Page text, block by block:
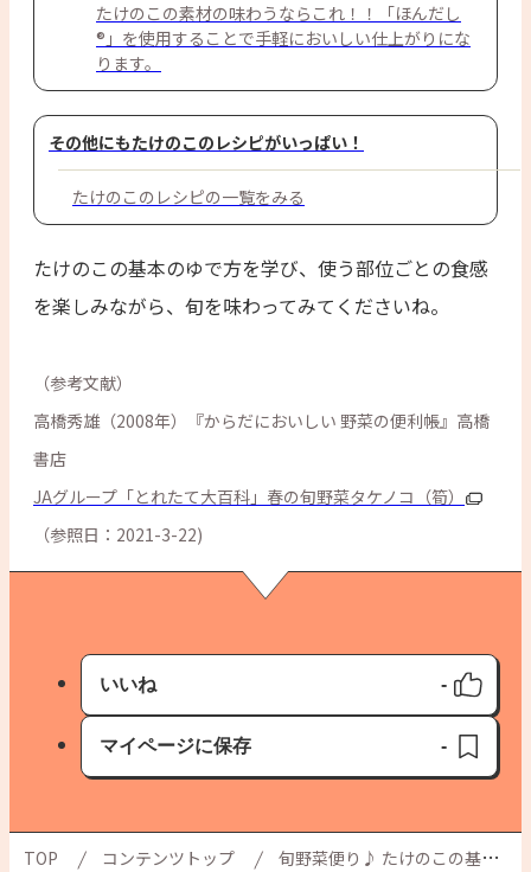
たけのこの素材の味わうならこれ！！「ほんだし
®」を使用することで手軽においしい仕上がりにな
ります。
その他にもたけのこのレシピがいっぱい！
たけのこのレシピの一覧をみる
たけのこの基本のゆで方を学び、使う部位ごとの食感
を楽しみながら、旬を味わってみてくださいね。
（参考文献）
高橋秀雄（2008年）『からだにおいしい 野菜の便利帳』高橋
書店
JAグループ「とれたて大百科」春の旬野菜タケノコ（筍）
（参照日：2021-3-22)
いいね
いいね済み
-
マイページに保存
保存済み
-
TOP コンテンツトップ 旬野菜便り♪ たけのこの基本のゆで方と おすすめレシピをご紹介！